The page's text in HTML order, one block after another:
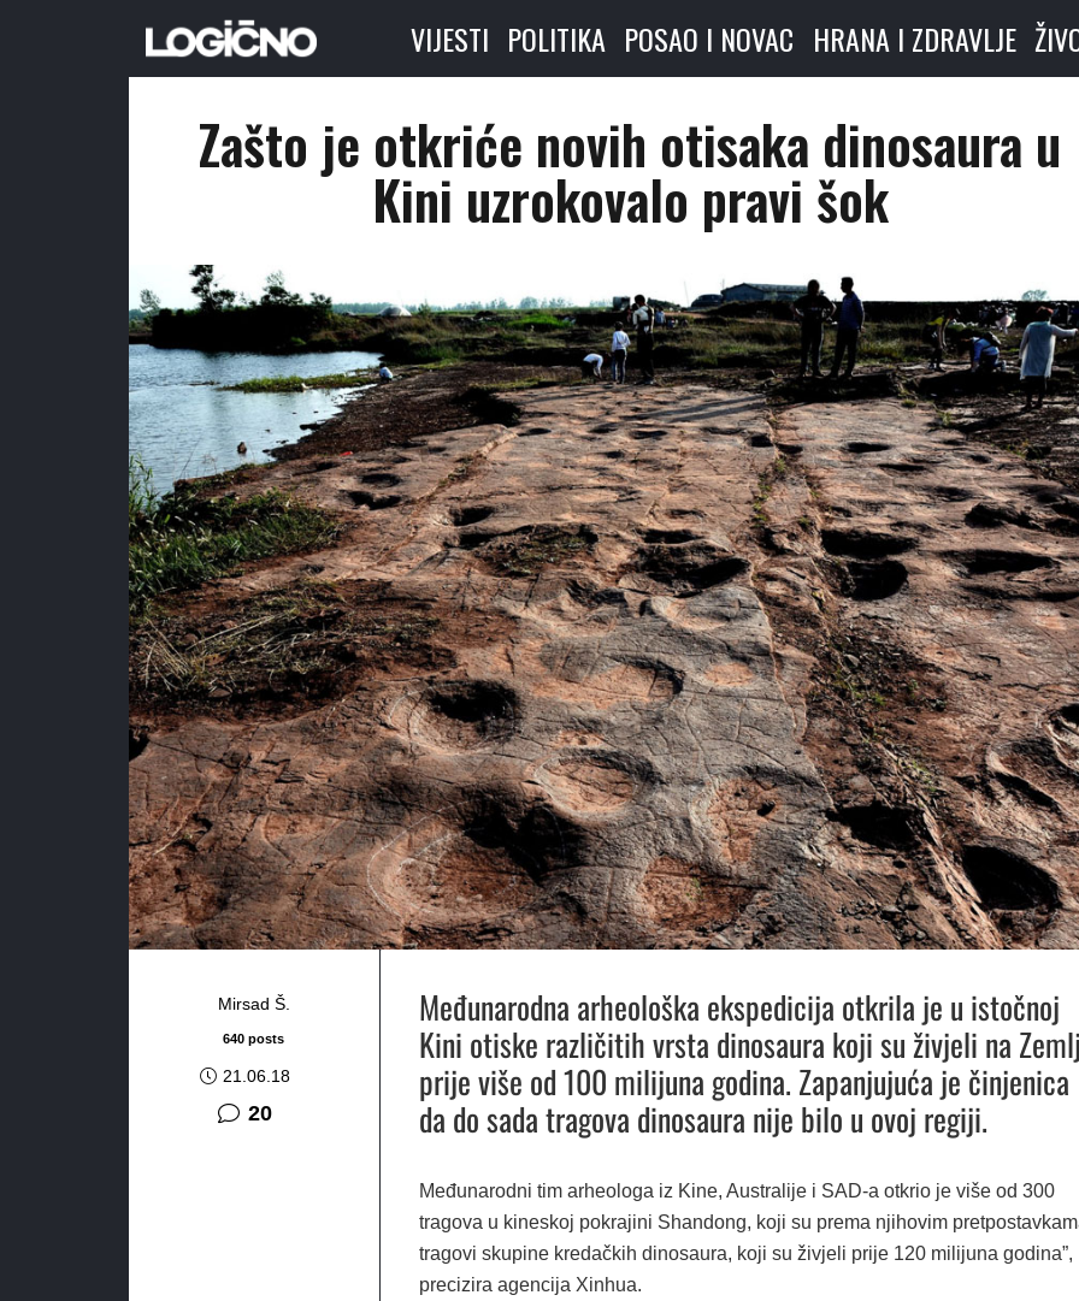
VIJESTI POLITIKA POSAO I NOVAC HRANA I ZDRAVLJE
Zašto je otkriće novih otisaka dinosaura u
Kini uzrokovalo pravi šok
Mirsad Š.
640 posts
21.06.18
20komentara
Međunarodna arheološka ekspedicija otkrila je u istočnoj
Kini otiske različitih vrsta dinosaura koji su živjeli na
prije više od 100 milijuna godina. Zapanjujuća je činjenica
da do sada tragova dinosaura nije bilo u ovoj regiji.
Međunarodni tim arheologa iz Kine, Australije i SAD-a otkrio je više od 300
tragova u kineskoj pokrajini Shandong, koji su prema njihovim
tragovi skupine kredačkih dinosaura, koji su živjeli prije 120 milijuna godina”,
precizira agencija Xinhua.